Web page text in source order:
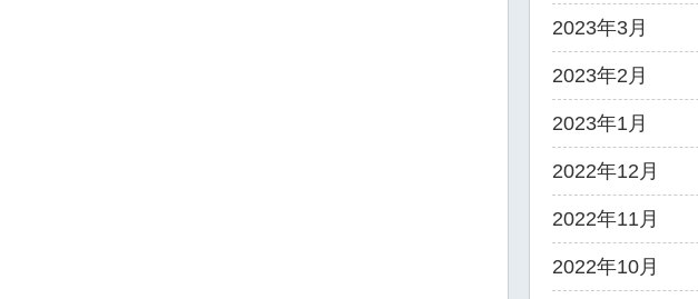
2023年3月
2023年2月
2023年1月
2022年12月
2022年11月
2022年10月